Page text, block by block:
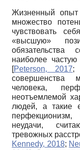
Жизненный опыт
множество
чувствовать
«высшую»
обязательства
наиболее
[Peterson, 2017;
совершенства
человека,
неотъемлемой
людей, а такие
неудачи,
тревожных
Kennedy, 2018;